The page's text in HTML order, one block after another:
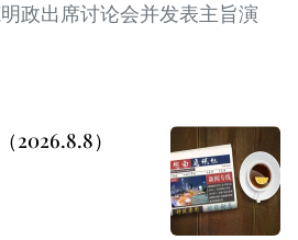
政出席讨论会并发表主旨演
2026.8.8）